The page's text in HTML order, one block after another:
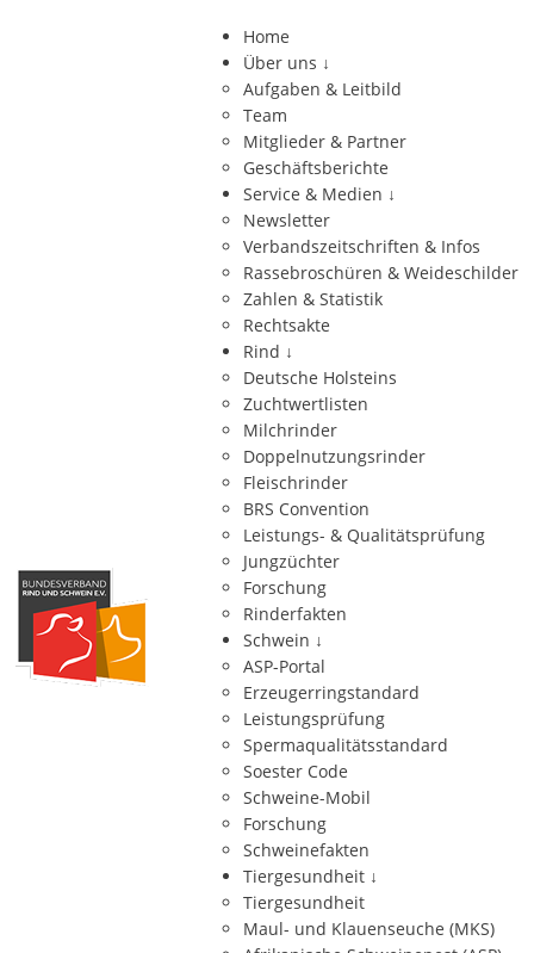
Home
Über uns ↓
Aufgaben & Leitbild
Team
Mitglieder & Partner
Geschäftsberichte
Service & Medien ↓
Newsletter
Verbandszeitschriften & Infos
Rassebroschüren & Weideschilder
Zahlen & Statistik
Rechtsakte
Rind ↓
Deutsche Holsteins
Zuchtwertlisten
Milchrinder
Doppelnutzungsrinder
Fleischrinder
BRS Convention
Leistungs- & Qualitätsprüfung
Jungzüchter
Forschung
Rinderfakten
Schwein ↓
ASP-Portal
Erzeugerringstandard
Leistungsprüfung
Spermaqualitätsstandard
Soester Code
Schweine-Mobil
Forschung
Schweinefakten
Tiergesundheit ↓
Tiergesundheit
Maul- und Klauenseuche (MKS)